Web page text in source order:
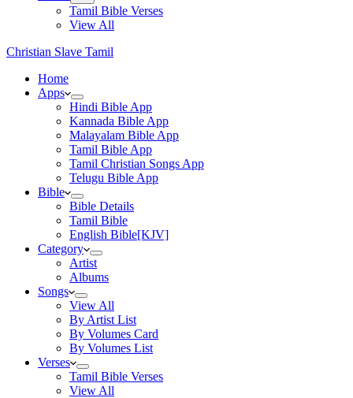
Tamil Bible Verses
View All
Christian Slave Tamil
Home
Apps
Hindi Bible App
Kannada Bible App
Malayalam Bible App
Tamil Bible App
Tamil Christian Songs App
Telugu Bible App
Bible
Bible Details
Tamil Bible
English Bible[KJV]
Category
Artist
Albums
Songs
View All
By Artist List
By Volumes Card
By Volumes List
Verses
Tamil Bible Verses
View All